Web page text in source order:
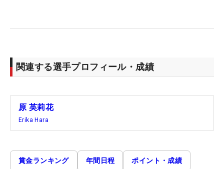
関連する選手プロフィール・成績
原 英莉花
Erika Hara
賞金ランキング 年間日程 ポイント・成績